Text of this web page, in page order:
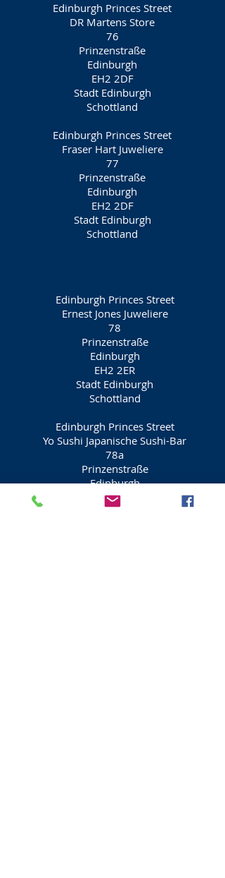
Edinburgh Princes Street
DR Martens Store
76
Prinzenstraße
Edinburgh
EH2 2DF
Stadt Edinburgh
Schottland
Edinburgh Princes Street
Fraser Hart Juweliere
77
Prinzenstraße
Edinburgh
EH2 2DF
Stadt Edinburgh
Schottland
Edinburgh Princes Street
Ernest Jones Juweliere
78
Prinzenstraße
Edinburgh
EH2 2ER
Stadt Edinburgh
Schottland
Edinburgh Princes Street
Yo Sushi Japanische Sushi-Bar
78a
Prinzenstraße
Edinburgh
EH2 2ER
Stadt Edinburgh